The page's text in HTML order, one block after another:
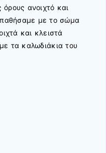
όρους ανοιχτό και
με το σώμα
και κλειστά
τα καλωδιάκια του